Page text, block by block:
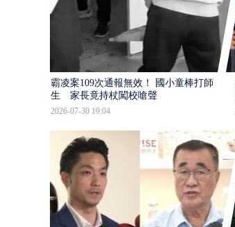
霸凌案109次通報無效！ 國小童棒打師
生 家長竟持杖闖校嗆聲
2026-07-30 19:04